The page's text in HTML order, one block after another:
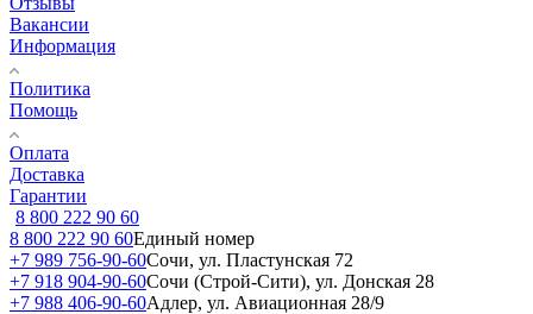
Вакансии
Информация
Политика
Помощь
Оплата
Доставка
Гарантии
8 800 222 90 60
8 800 222 90 60Единый номер
+7 989 756-90-60Сочи, ул. Пластунская 72
+7 918 904-90-60Сочи (Строй-Сити), ул. Донская 28
+7 988 406-90-60Адлер, ул. Авиационная 28/9